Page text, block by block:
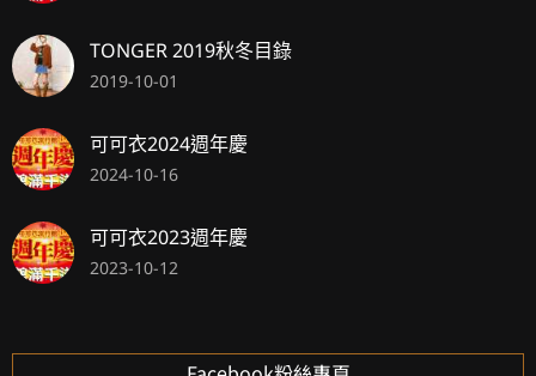
TONGER 2019秋冬目錄
2019-10-01
可可衣2024週年慶
2024-10-16
可可衣2023週年慶
2023-10-12